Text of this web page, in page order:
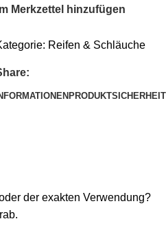
Merkzettel hinzufügen
Reifen & Schläuche
PRODUKTSICHERHEIT
der exakten Verwendung?